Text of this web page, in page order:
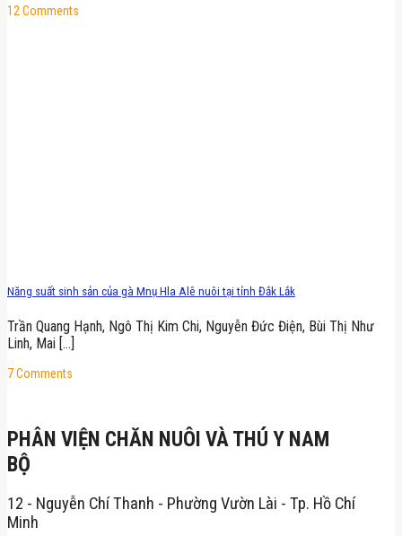
12 Comments
Năng suất sinh sản của gà Mnụ Hla Alê nuôi tại tỉnh Đắk Lắk
Trần Quang Hạnh, Ngô Thị Kim Chi, Nguyễn Đức Điện, Bùi Thị Như
Linh, Mai [...]
7 Comments
PHÂN VIỆN CHĂN NUÔI VÀ THÚ Y NAM
BỘ
12 - Nguyễn Chí Thanh - Phường Vườn Lài - Tp. Hồ Chí
Minh